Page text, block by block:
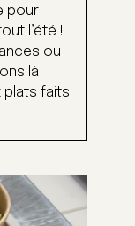
pour
l’été !
ou
là
plats faits